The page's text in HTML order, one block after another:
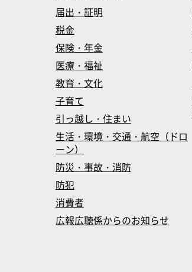
届出・証明
税金
保険・年金
医療・福祉
教育・文化
子育て
引っ越し・住まい
生活・環境・交通・航空（ドロ
ーン）
防災・事故・消防
防犯
消費者
広報広聴係からのお知らせ